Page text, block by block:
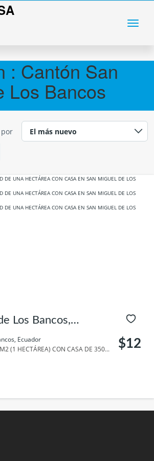
: Cantón San
Los Bancos
Los Bancos,
Ecuador
(1 HECTÁREA) CON CASA DE 350...
$12